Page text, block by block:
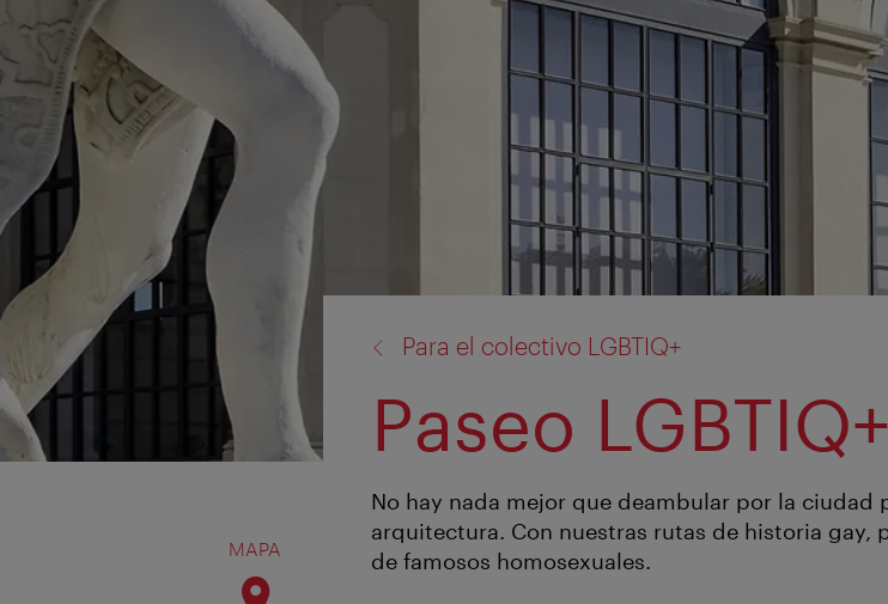
MAPA
Para el colectivo LGBTIQ+
Paseo
No hay nada mejor que deambular por la ciudad
arquitectura. Con nuestras rutas de historia gay,
de famosos homosexuales.